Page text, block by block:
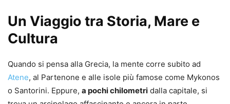
Un Viaggio tra Storia, Mare e
Cultura
Quando si pensa alla Grecia, la mente corre subito ad
Atene, al Partenone e alle isole più famose come Mykonos
o Santorini. Eppure, a pochi chilometri dalla capitale, si